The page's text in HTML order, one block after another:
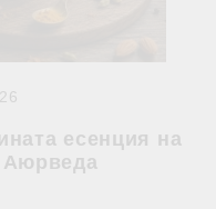
есенция на
Аюрведа